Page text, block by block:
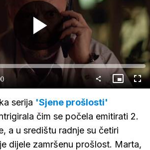
Gledaj
Slika
u
serija 'Sjene prošlosti'
čim se počela emitirati 2.
a u središtu radnje su četiri
dijele zamršenu prošlost. Marta,